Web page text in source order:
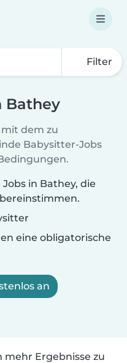
Filter
Bathey
dem zu
Babysitter-Jobs
in Bathey, die
eine obligatorische
an
mehr Ergebnisse zu